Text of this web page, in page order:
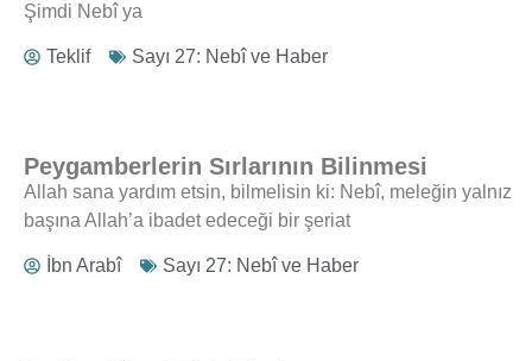
Şimdi Nebî ya
Teklif Sayı 27: Nebî ve Haber
Peygamberlerin Sırlarının Bilinmesi
Allah sana yardım etsin, bilmelisin ki: Nebî, meleğin yalnız
başına Allah’a ibadet edeceği bir şeriat
İbn Arabî Sayı 27: Nebî ve Haber